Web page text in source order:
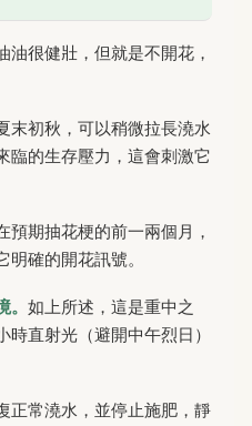
很健壯，但就是不開花，
末初秋，可以稍微拉長澆水
臨的生存壓力，這會刺激它
預期抽花梗的前一兩個月，
確的開花訊號。
如上所述，這是重中之
直射光（避開中午烈日）
正常澆水，並停止施肥，靜